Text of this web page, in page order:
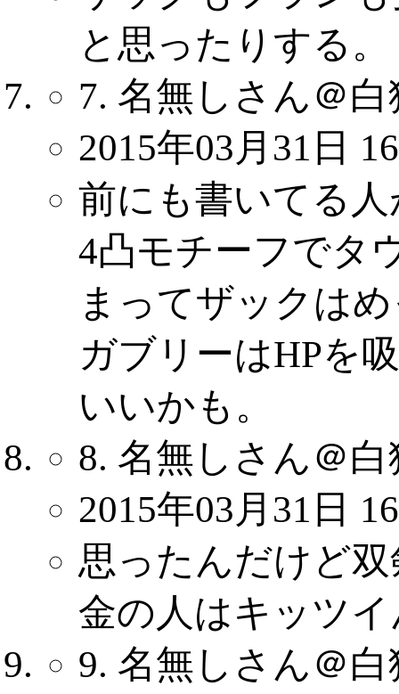
と思ったりする。
7. 名無しさん＠白
2015年03月31日
前にも書いてる
4凸モチーフでタ
まってザックは
ガブリーはHPを
いいかも。
8. 名無しさん＠白
2015年03月31日
思ったんだけど
金の人はキッツ
9. 名無しさん＠白